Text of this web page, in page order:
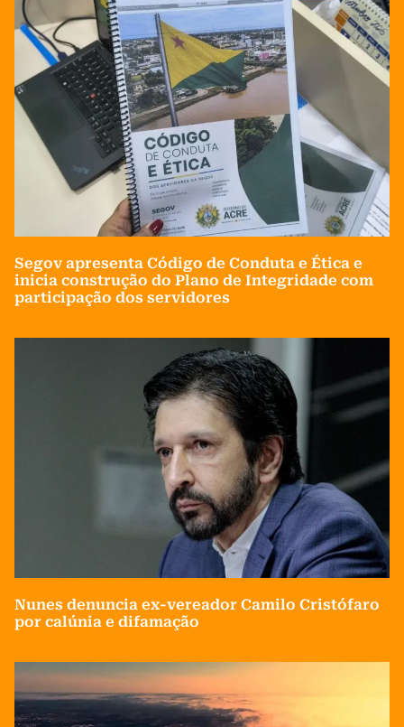
Segov apresenta Código de Conduta e Ética e
inicia construção do Plano de Integridade com
participação dos servidores
Nunes denuncia ex-vereador Camilo Cristófaro
por calúnia e difamação